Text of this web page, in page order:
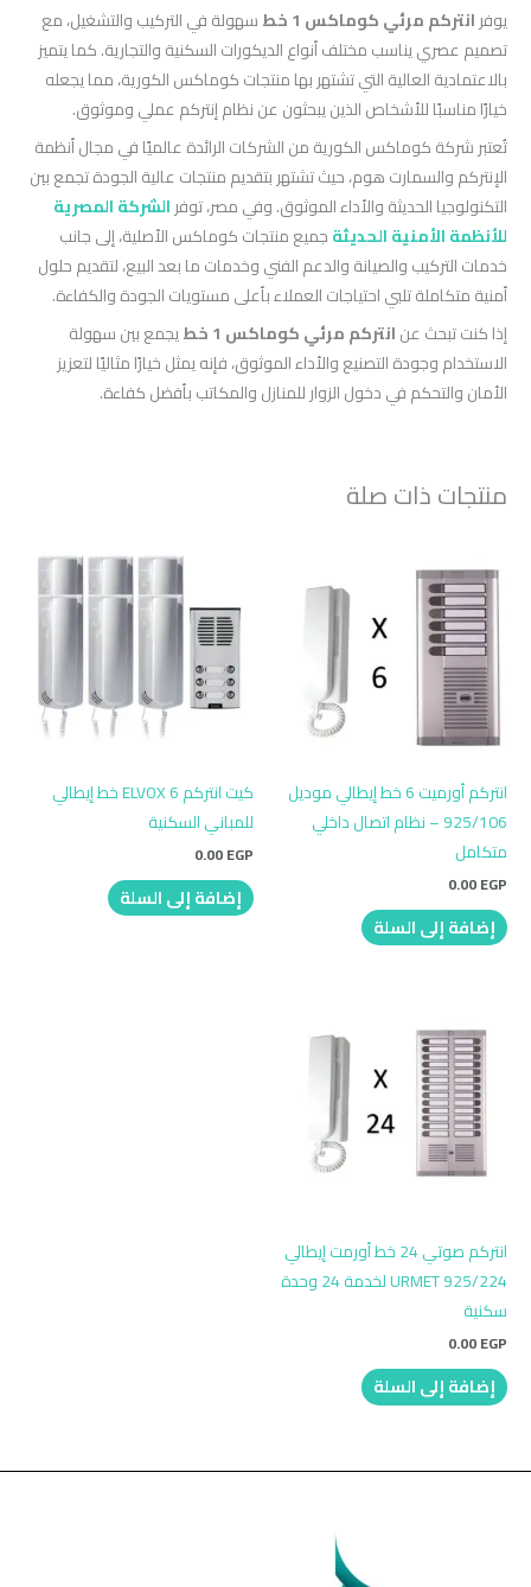
يوفرانتركم مرئي كوماكس 1 خط
سهولة في التركيب والتشغيل، مع
تصميم عصري يناسب مختلف أنواع الديكورات السكنية والتجارية. كما يتميز
بالاعتمادية العالية التي تشتهر بها منتجات كوماكس الكورية، مما يجعله
خيارًا مناسبًا للأشخاص الذين يبحثون عن نظام إنتركم عملي وموثوق.
تُعتبر شركة كوماكس الكورية من الشركات الرائدة عالميًا في مجال أنظمة
الإنتركم والسمارت هوم، حيث تشتهر بتقديم منتجات عالية الجودة تجمع بين
التكنولوجيا الحديثة والأداء الموثوق. وفي مصر، توفرالشركة المصرية
للأنظمة الأمنية الحديثةجميع منتجات كوماكس الأصلية، إلى جانب
خدمات التركيب والصيانة والدعم الفني وخدمات ما بعد البيع، لتقديم حلول
أمنية متكاملة تلبي احتياجات العملاء بأعلى مستويات الجودة والكفاءة.
إذا كنت تبحث عنانتركم مرئي كوماكس 1 خط
يجمع بين سهولة
الاستخدام وجودة التصنيع والأداء الموثوق، فإنه يمثل خيارًا مثاليًا لتعزيز
الأمان والتحكم في دخول الزوار للمنازل والمكاتب بأفضل كفاءة.
منتجات ذات صلة
انتركم أورميت 6 خط إيطالي موديل
925/106 – نظام اتصال داخلي
متكامل
0.00EGP
إضافة إلى السلة
كيت انتركم ELVOX 6 خط إيطالي
للمباني السكنية
0.00EGP
إضافة إلى السلة
انتركم صوتي 24 خط أورمت إيطالي
URMET 925/224 لخدمة 24 وحدة
سكنية
0.00EGP
إضافة إلى السلة